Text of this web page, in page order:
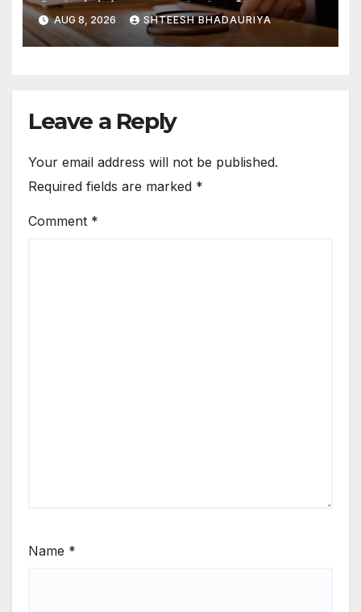
निजी लोगों के नाम कर दी थी दर्ज – Orders
Issued For Fir Against Eight
Including Sdm For
AUG 8, 2026 SHTEESH BHADAURIYA
Leave a Reply
Your email address will not be published.
Required fields are marked *
Comment *
Name *